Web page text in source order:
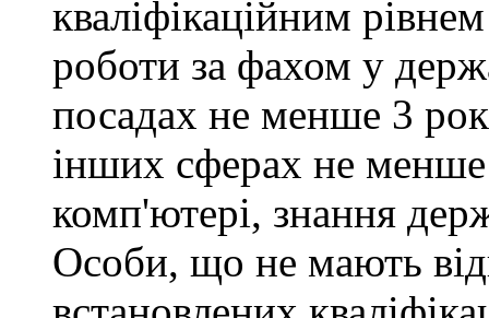
кваліфікаційним
роботи за фахом у
посадах не менше 3
інших сферах не
комп'ютері, знання
Особи, що не мають